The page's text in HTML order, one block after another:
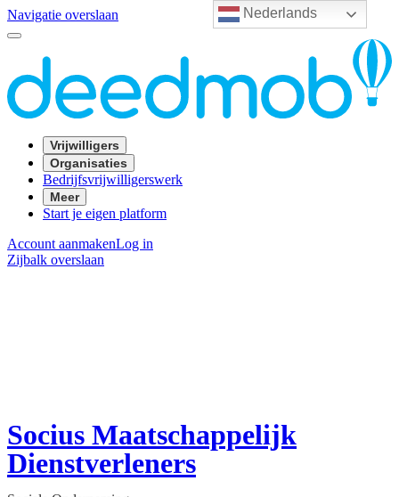
Nederlands
Navigatie overslaan
Vrijwilligers
Organisaties
Bedrijfsvrijwilligerswerk
Meer
Start je eigen platform
Account aanmakenLog in
Zijbalk overslaan
Socius Maatschappelijk
Dienstverleners